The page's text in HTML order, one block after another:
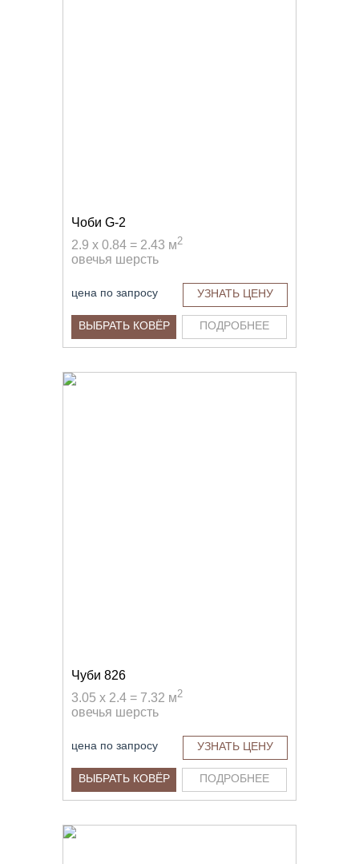
Чоби G-2
2.9 x 0.84 = 2.43 м2
овечья шерсть
цена по запросу УЗНАТЬ ЦЕНУ
ВЫБРАТЬ КОВЁР ПОДРОБНЕЕ
Чуби 826
3.05 x 2.4 = 7.32 м2
овечья шерсть
цена по запросу УЗНАТЬ ЦЕНУ
ВЫБРАТЬ КОВЁР ПОДРОБНЕЕ